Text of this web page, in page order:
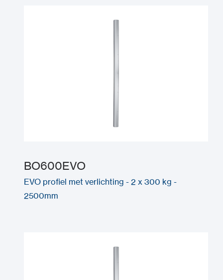
BO600EVO
EVO profiel met verlichting - 2 x 300 kg -
2500mm